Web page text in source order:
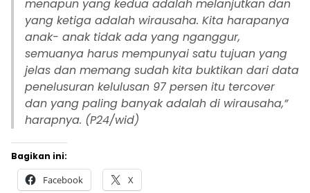
menapun yang kedua adalah melanjutkan dan
yang ketiga adalah wirausaha. Kita harapanya
anak- anak tidak ada yang nganggur,
semuanya harus mempunyai satu tujuan yang
jelas dan memang sudah kita buktikan dari data
penelusuran kelulusan 97 persen itu tercover
dan yang paling banyak adalah di wirausaha,”
harapnya. (P24/wid)
Bagikan ini:
Facebook X